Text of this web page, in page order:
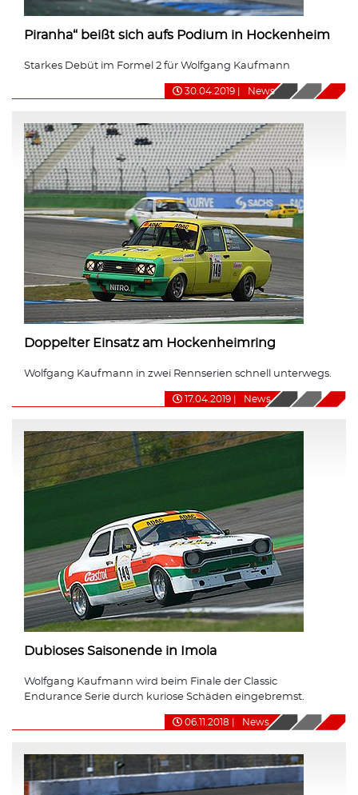
Piranha“ beißt sich aufs Podium in Hockenheim
Starkes Debüt im Formel 2 für Wolfgang Kaufmann
30.04.2019 News
Doppelter Einsatz am Hockenheimring
Wolfgang Kaufmann in zwei Rennserien schnell unterwegs.
17.04.2019 News
Dubioses Saisonende in Imola
Wolfgang Kaufmann wird beim Finale der Classic
Endurance Serie durch kuriose Schäden eingebremst.
06.11.2018 News